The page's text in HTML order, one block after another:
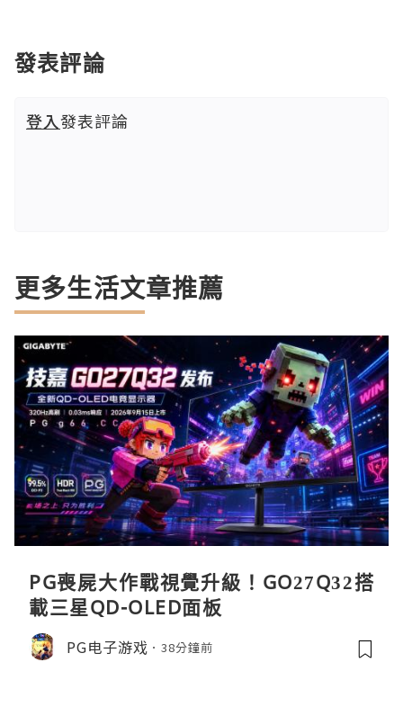
發表評論
登入發表評論
更多生活文章推薦
PG喪屍大作戰視覺升級！GO27Q32搭
載三星QD-OLED面板
PG电子游戏 38分鐘前